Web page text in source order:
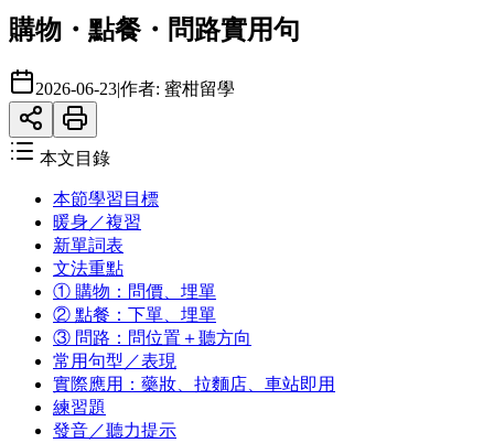
購物・點餐・問路實用句
2026-06-23|作者: 蜜柑留學
本文目錄
本節學習目標
暖身／複習
新單詞表
文法重點
① 購物：問價、埋單
② 點餐：下單、埋單
③ 問路：問位置＋聽方向
常用句型／表現
實際應用：藥妝、拉麵店、車站即用
練習題
發音／聽力提示